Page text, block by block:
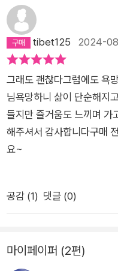
다.이에 대해 저자는 의자를
는 나무 판자나 받침, 나사,
어 보면 의자라고 할 수 없
더 근본적인 것은 의자가 가
우리는 의자를 '앉음' 이라
있게 된다.의자를 형성 하는
질을 가질때 의자가 되는
품이 모여 의자로 존재 할
존재는 인연이란 관계를
본질이란 것은 존재하지 않
버스를 타면 승객이 되고,
서는 아들이 되고, 아들 앞
단어는 이것입니다.네가 신
야심경>을 읽고서 어떤 태
지, 나의 고삐는 무엇인지
을 합니다.나의 소명 없이
면 무슨 큰 의미가 있을까
사람은 천상천하 유아독존
신을 찾고 지켜야 한다, 내
는 것이 천상천하 유아독존
을 바탕으로 모르는 그곳
인 욕망이 있는 사람이 지혜
반복해야 합니다.먼저 작은
해야 할 것입니다. 나만이
tibet125 2024-
그래도 괜찮다그럼에도 욕
님욕망하니 삶이 단순해지
들지만 즐거움도 느끼며 가
해주셔서 감사합니다구매
요~
공감 (1) 댓글 (0)
마이페이퍼 (2편)